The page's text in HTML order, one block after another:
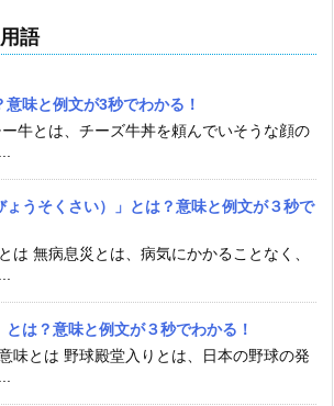
語
意味と例文が3秒でわかる！
ー牛とは、チーズ牛丼を頼んでいそうな顔の
ょうそくさい）」とは？意味と例文が３秒で
は 無病息災とは、病気にかかることなく、
とは？意味と例文が３秒でわかる！
味とは 野球殿堂入りとは、日本の野球の発